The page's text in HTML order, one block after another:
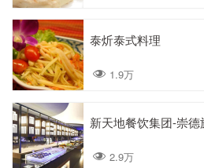
泰炘泰式料理
1.9万
新天地餐饮集团-崇德
2.9万